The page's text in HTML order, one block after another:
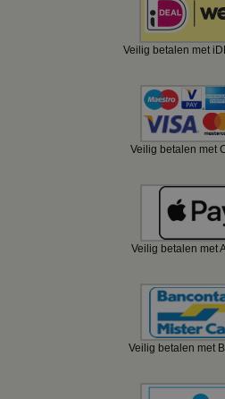
Veilig betalen met
Veilig betalen met
Veilig betalen met
Veilig betalen met